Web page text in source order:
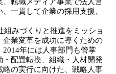
一貫して企業の採用支援、
組みづくりと推進をミッショ
業変革を成功に導くための
年には人事部門も管掌
配置転換、組織・人材開発
の実行に向けた、戦略人事